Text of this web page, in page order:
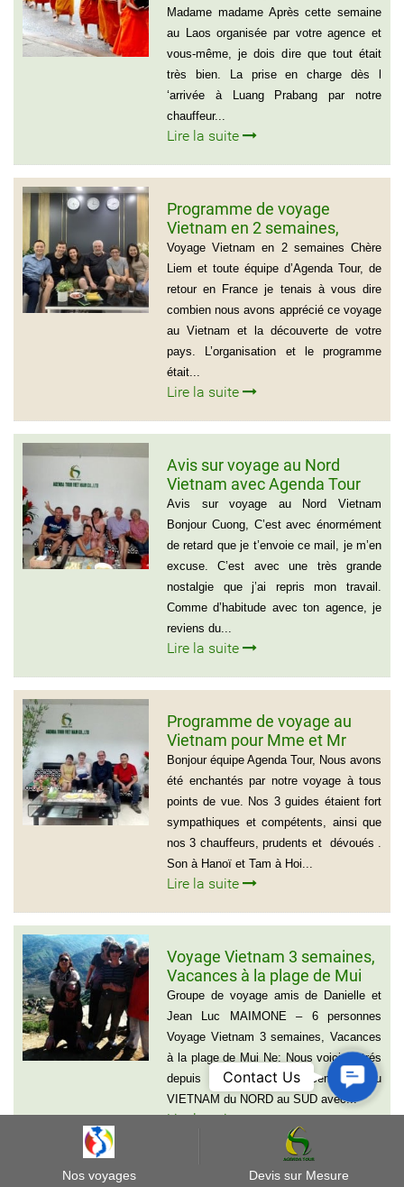
personnes
Madame madame Après cette semaine
au Laos organisée par votre agence et
vous-même, je dois dire que tout était
très bien. La prise en charge dès l
‘arrivée à Luang Prabang par notre
chauffeur...
Lire la suite
Programme de voyage
Vietnam en 2 semaines,
Famille Jean Pierre Massias
Voyage Vietnam en 2 semaines Chère
Liem et toute équipe d’Agenda Tour, de
retour en France je tenais à vous dire
combien nous avons apprécié ce voyage
au Vietnam et la découverte de votre
pays. L’organisation et le programme
était...
Lire la suite
Avis sur voyage au Nord
Vietnam avec Agenda Tour
Vietnam
Avis sur voyage au Nord Vietnam
Bonjour Cuong, C’est avec énormément
de retard que je t’envoie ce mail, je m’en
excuse. C’est avec une très grande
nostalgie que j’ai repris mon travail.
Comme d’habitude avec ton agence, je
reviens du...
Lire la suite
Programme de voyage au
Vietnam pour Mme et Mr
BOUVART
Bonjour équipe Agenda Tour, Nous avons
été enchantés par notre voyage à tous
points de vue. Nos 3 guides étaient fort
sympathiques et compétents, ainsi que
nos 3 chauffeurs, prudents et dévoués .
Son à Hanoï et Tam à Hoi...
Lire la suite
Voyage Vietnam 3 semaines,
Vacances à la plage de Mui
Ne
Groupe de voyage amis de Danielle et
Jean Luc MAIMONE – 6 personnes
Voyage Vietnam 3 semaines, Vacances
à la plage de Mui Ne: Nous voici rentrés
depuis 15 jours après 5 semaines au
VIETNAM du NORD au SUD avec...
Lire la suite
Nos voyages Devis sur Mesure
Contact
Contact Us